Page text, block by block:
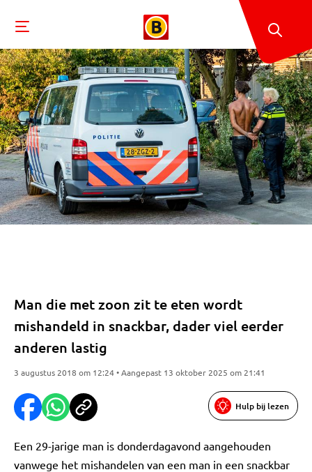
Man die met zoon zit te eten wordt
mishandeld in snackbar, dader viel eerder
anderen lastig
3 augustus 2018 om 12:24 • Aangepast 13 oktober 2025 om 21:41
Hulp bij lezen
Een 29-jarige man is donderdagavond aangehouden
vanwege het mishandelen van een man in een snackbar